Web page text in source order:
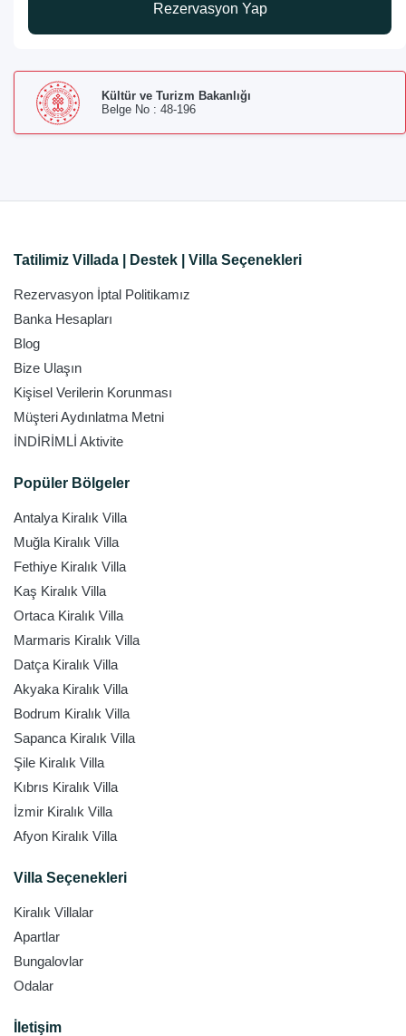
Rezervasyon Yap
Kültür ve Turizm Bakanlığı
Belge No : 48-196
Tatilimiz Villada | Destek | Villa Seçenekleri
Rezervasyon İptal Politikamız
Banka Hesapları
Blog
Bize Ulaşın
Kişisel Verilerin Korunması
Müşteri Aydınlatma Metni
İNDİRİMLİ Aktivite
Popüler Bölgeler
Antalya Kiralık Villa
Muğla Kiralık Villa
Fethiye Kiralık Villa
Kaş Kiralık Villa
Ortaca Kiralık Villa
Marmaris Kiralık Villa
Datça Kiralık Villa
Akyaka Kiralık Villa
Bodrum Kiralık Villa
Sapanca Kiralık Villa
Şile Kiralık Villa
Kıbrıs Kiralık Villa
İzmir Kiralık Villa
Afyon Kiralık Villa
Villa Seçenekleri
Kiralık Villalar
Apartlar
Bungalovlar
Odalar
İletişim